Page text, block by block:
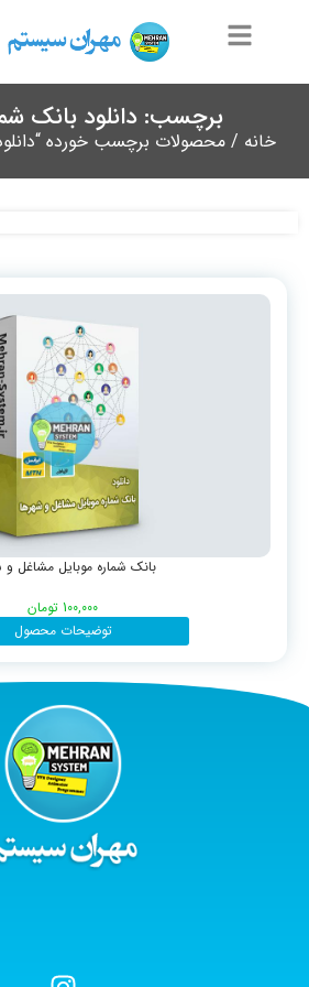
برچسب: دانلود بانک
خانه / محصولات برچسب خورده
بانک شماره موبایل مشاغل و
100,000 تومان
توضیحات محصول